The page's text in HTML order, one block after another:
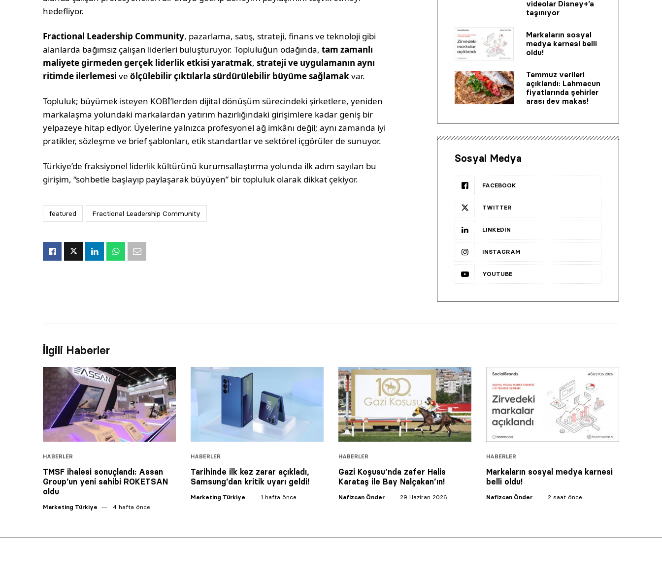
hedefliyor.
Fractional Leadership Community, pazarlama, satış, strateji, finans ve teknoloji gibi
alanlarda bağımsız çalışan liderleri buluşturuyor. Topluluğun odağında,tam zamanlı
maliyete girmeden gerçek liderlik etkisi yaratmak,strateji ve uygulamanın aynı
ritimde ilerlemesi veölçülebilir çıktılarla sürdürülebilir büyüme sağlamakvar.
Topluluk; büyümek isteyen KOBİ’lerden dijital dönüşüm sürecindeki şirketlere, yeniden
markalaşma yolundaki markalardan yatırım hazırlığındaki girişimlere kadar geniş bir
yelpazeye hitap ediyor. Üyelerine yalnızca profesyonel ağ imkânı değil; aynı zamanda iyi
pratikler, sözleşme ve brief şablonları, etik standartlar ve sektörel içgörüler de sunuyor.
Türkiye’de fraksiyonel liderlik kültürünü kurumsallaştırma yolunda ilk adım sayılan bu
girişim, “sohbetle başlayıp paylaşarak büyüyen” bir topluluk olarak dikkat çekiyor.
featured Fractional Leadership Community
videolar Disney+’a
taşınıyor
Markaların sosyal
medya karnesi belli
oldu!
Temmuz verileri
açıklandı: Lahmacun
fiyatlarında şehirler
arası dev makas!
Sosyal Medya
FACEBOOK
TWITTER
LINKEDIN
INSTAGRAM
YOUTUBE
İlgili Haberler
HABERLER
TMSF ihalesi sonuçlandı: Assan
Group’un yeni sahibi ROKETSAN
oldu
Marketing Türkiye 4 hafta önce
HABERLER
Tarihinde ilk kez zarar açıkladı,
Samsung’dan kritik uyarı geldi!
Marketing Türkiye 1 hafta önce
HABERLER
Gazi Koşusu’nda zafer Halis
Karataş ile Bay Nalçakan’ın!
Nafizcan Önder 29 Haziran 2026
HABERLER
Markaların sosyal medya karnesi
belli oldu!
Nafizcan Önder 2 saat önce